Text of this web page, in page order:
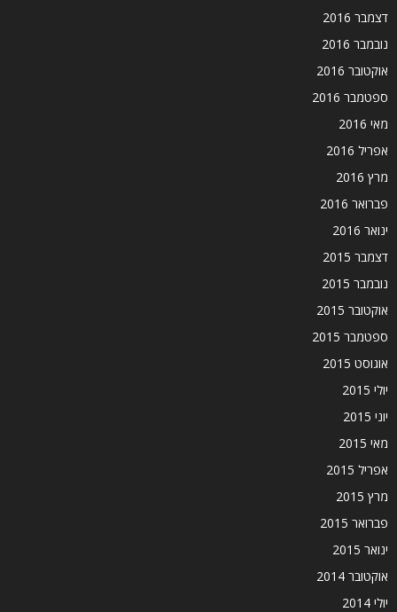
דצמבר 2016
נובמבר 2016
אוקטובר 2016
ספטמבר 2016
מאי 2016
אפריל 2016
מרץ 2016
פברואר 2016
ינואר 2016
דצמבר 2015
נובמבר 2015
אוקטובר 2015
ספטמבר 2015
אוגוסט 2015
יולי 2015
יוני 2015
מאי 2015
אפריל 2015
מרץ 2015
פברואר 2015
ינואר 2015
אוקטובר 2014
יולי 2014